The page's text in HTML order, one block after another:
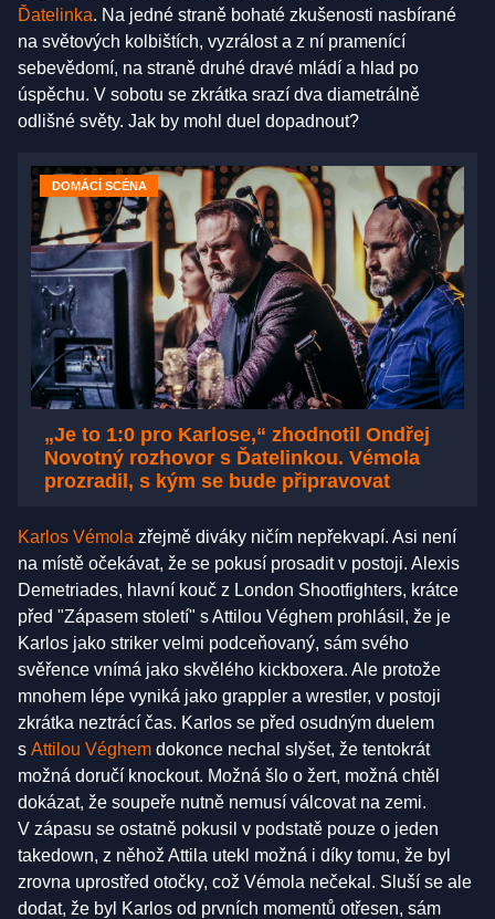
Ďatelinka. Na jedné straně bohaté zkušenosti nasbírané
na světových kolbištích, vyzrálost a z ní pramenící
sebevědomí, na straně druhé dravé mládí a hlad po
úspěchu. V sobotu se zkrátka srazí dva diametrálně
odlišné světy. Jak by mohl duel dopadnout?
DOMÁCÍ SCÉNA
„Je to 1:0 pro Karlose,“ zhodnotil Ondřej
Novotný rozhovor s Ďatelinkou. Vémola
prozradil, s kým se bude připravovat
Karlos Vémola zřejmě diváky ničím nepřekvapí. Asi není
na místě očekávat, že se pokusí prosadit v postoji. Alexis
Demetriades, hlavní kouč z London Shootfighters, krátce
před "Zápasem století" s Attilou Véghem prohlásil, že je
Karlos jako striker velmi podceňovaný, sám svého
svěřence vnímá jako skvělého kickboxera. Ale protože
mnohem lépe vyniká jako grappler a wrestler, v postoji
zkrátka neztrácí čas. Karlos se před osudným duelem
s Attilou Véghem dokonce nechal slyšet, že tentokrát
možná doručí knockout. Možná šlo o žert, možná chtěl
dokázat, že soupeře nutně nemusí válcovat na zemi.
V zápasu se ostatně pokusil v podstatě pouze o jeden
takedown, z něhož Attila utekl možná i díky tomu, že byl
zrovna uprostřed otočky, což Vémola nečekal. Sluší se ale
dodat, že byl Karlos od prvních momentů otřesen, sám